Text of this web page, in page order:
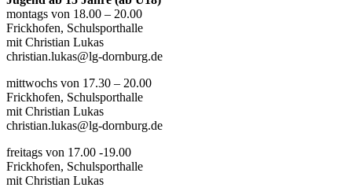
montags von 18.00 – 20.00
Frickhofen, Schulsporthalle
mit Christian Lukas
christian.lukas@lg-dornburg.de
mittwochs von 17.30 – 20.00
Frickhofen, Schulsporthalle
mit Christian Lukas
christian.lukas@lg-dornburg.de
freitags von 17.00 -19.00
Frickhofen, Schulsporthalle
mit Christian Lukas